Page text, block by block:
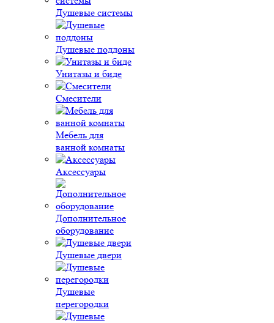
Душевые системы
Душевые поддоны
Унитазы и биде
Смесители
Мебель для
ванной комнаты
Аксессуары
Дополнительное
оборудование
Душевые двери
Душевые
перегородки